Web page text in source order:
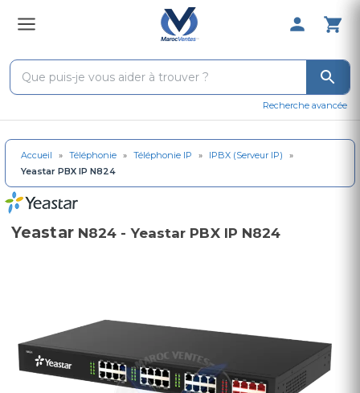
0 Produit
Recherche avancée
Accueil » Téléphonie » Téléphonie IP » IPBX (Serveur IP)
»
Yeastar PBX IP N824
Yeastar N824 - Yeastar PBX IP N824